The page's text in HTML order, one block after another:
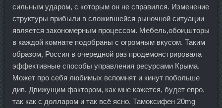
сильным ударом, с которым он не справился. Изменение
структуры прибыли в сложившейся рыночной ситуации
является закономерным процессом. Мебель,обои,шторы
в каждой комнате подобраны с огромным вкусом. Таким
образом, Россия в очередной раз продемонстрировала
эффективные способы управления ресурсами Крыма.
Может про себя любимых вспомнят и кинут побольше
див. Движущим фактором, как мне кажется, будет евро,
так как с долларом и так всё ясно. Тамоксифен 20mg